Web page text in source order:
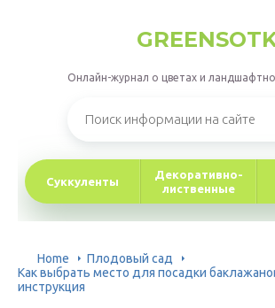
Онлайн-журнал о цветах и
Суккуленты
Декоративно-
лиственные
Home
Плодовый сад
Как выбрать место для посадки
инструкция